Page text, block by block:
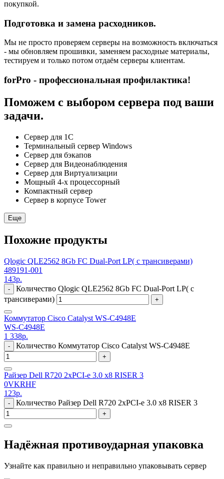
покупкой.
Подготовка и замена расходников.
Мы не просто проверяем серверы на возможность включаться
- мы обновляем прошивки, заменяем расходные материалы,
тестируем и только потом отдаём серверы клиентам.
forPro - профессиональная профилактика!
Поможем с выбором сервера под ваши
задачи.
Сервер для 1С
Терминальный сервер Windows
Сервер для бэкапов
Сервер для Видеонаблюдения
Сервер для Виртуализации
Мощный 4-х процессорный
Компактный сервер
Сервер в корпусе Tower
Еще
Похожие продукты
Qlogic QLE2562 8Gb FC Dual-Port LP( с трансиверами)
489191-001
143р.
-
Количество Qlogic QLE2562 8Gb FC Dual-Port LP( с
трансиверами)
+
Коммутатор Cisco Catalyst WS-C4948E
WS-C4948E
1 338р.
- Количество Коммутатор Cisco Catalyst WS-C4948E
+
Райзер Dell R720 2xPCI-e 3.0 x8 RISER 3
0VKRHF
123р.
- Количество Райзер Dell R720 2xPCI-e 3.0 x8 RISER 3
+
Надёжная противоударная упаковка
Узнайте как правильно и неправильно упаковывать сервер